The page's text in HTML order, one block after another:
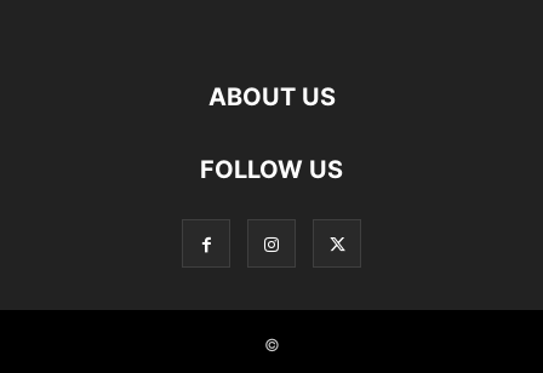
ABOUT US
FOLLOW US
©